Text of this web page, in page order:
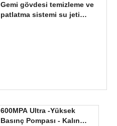
Gemi gövdesi temizleme ve
patlatma sistemi su jeti
600MPA Ultra -Yüksek
Basınç Pompası - Kalın